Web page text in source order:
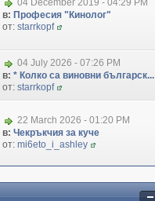
04 December 2019 - 04:29 PM
в: Професия "Кинолог"
от: starrkopf
04 July 2026 - 07:26 PM
в: * Колко са виновни българск...
от: starrkopf
22 March 2026 - 01:20 PM
в: Чекръкчия за куче
от: mi6eto_i_ashley